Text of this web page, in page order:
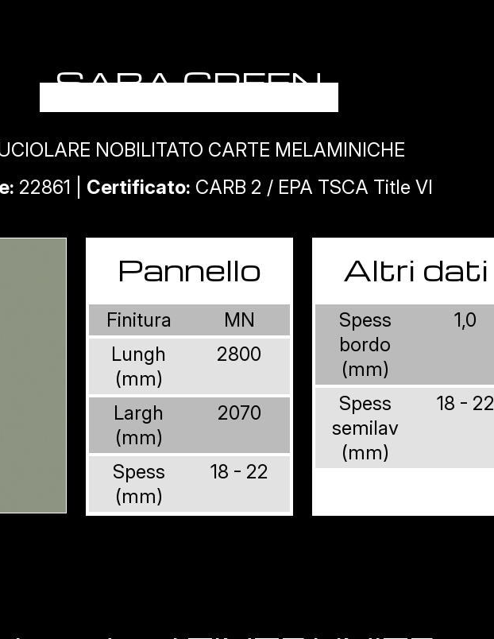
SABA GREEN
NOBILITATO CARTE MELAMINICHE
22861 | Certificato: CARB 2 / EPA TSCA Title VI
Pannello
Finitura
MN
Lungh
(mm)
2800
Largh
(mm)
2070
Spess
(mm)
18 - 22
Altri dati
Spess
bordo
(mm)
1,0
Spess
semilav
(mm)
18 - 22